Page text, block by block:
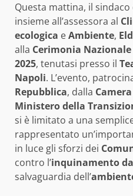
Questa mattina, il sindaco
insieme all’assessora al
ecologica eAmbiente,
alla Cerimonia Nazionale
2025, tenutasi presso il
Napoli. L’evento,
Repubblica, dalla
Ministero della
si è limitato a una
rappresentato
in luce gli sforzi dei
contro l’inquinamento
salvaguardia dell’